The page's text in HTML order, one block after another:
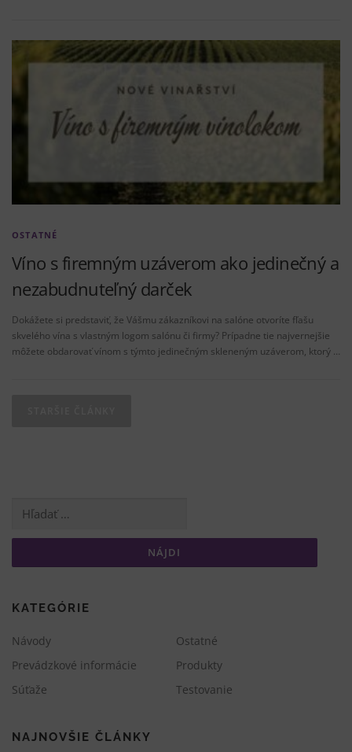
OSTATNÉ
Víno s firemným uzáverom ako jedinečný a
nezabudnuteľný darček
Dokážete si predstaviť, že Vášmu zákazníkovi na salóne otvoríte fľašu
skvelého vína s vlastným logom salónu či firmy? Prípadne tie najvernejšie
môžete obdarovať vínom s týmto jedinečným skleneným uzáverom, ktorý …
i
v
l
á
k
o
h
KATEGÓRIE
Návody
Ostatné
Prevádzkové informácie
Produkty
Súťaže
Testovanie
NAJNOVŠIE ČLÁNKY